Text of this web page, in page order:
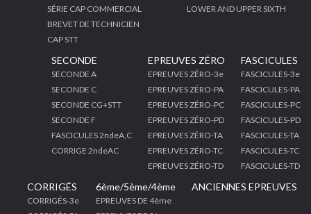
SÉRIE CAP COMMERCIAL
BREVET DE TECHNICIEN
CAP STT
LOWER AND UPPER SIXTH
SECONDE
SECONDE A
SECONDE C
SECONDE CG+STT
SECONDE F
FASCICULES 2ndeA,C
CORRIGE 2ndeAC
EPREUVES ZÉRO
EPREUVES ZÉRO-3e
EPREUVES ZÉRO-PA
EPREUVES ZÉRO-PC
EPREUVES ZÉRO-PD
EPREUVES ZÉRO-TA
EPREUVES ZÉRO-TC
EPREUVES ZÉRO-TD
FASCICULES
FASCICULES-3e
FASCICULES-PA
FASCICULES-PC
FASCICULES-PD
FASCICULES-TA
FASCICULES-TC
FASCICULES-TD
CORRIGÉS
CORRIGÉS-3e
6ème/5ème/4ème
EPREUVES DE 4ème
ANCIENNES EPREUVES